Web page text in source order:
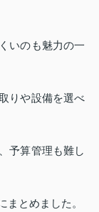
いのも魅力の一
りや設備を選べ
予算管理も難し
とめました。